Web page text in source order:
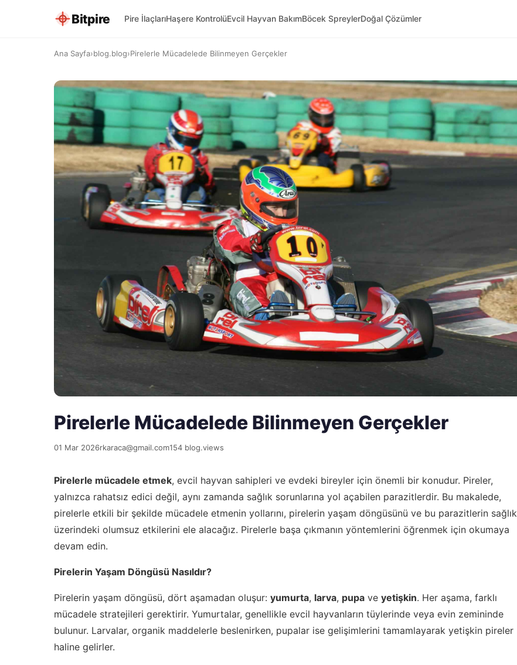
Bitpire Pire İlaçlarıHaşere KontrolüEvcil Hayvan BakımBöcek SpreylerDoğal Çözümler
Ana Sayfa›blog.blog›Pirelerle Mücadelede Bilinmeyen Gerçekler
Pirelerle Mücadelede Bilinmeyen Gerçekler
01 Mar 2026rkaraca@gmail.com154 blog.views
Pirelerle mücadele etmek, evcil hayvan sahipleri ve evdeki bireyler için önemli bir konudur. Pireler,
yalnızca rahatsız edici değil, aynı zamanda sağlık sorunlarına yol açabilen parazitlerdir. Bu makalede,
pirelerle etkili bir şekilde mücadele etmenin yollarını, pirelerin yaşam döngüsünü ve bu parazitlerin sağlık
üzerindeki olumsuz etkilerini ele alacağız. Pirelerle başa çıkmanın yöntemlerini öğrenmek için okumaya
devam edin.
Pirelerin Yaşam Döngüsü Nasıldır?
Pirelerin yaşam döngüsü, dört aşamadan oluşur: yumurta, larva, pupa ve yetişkin. Her aşama, farklı
mücadele stratejileri gerektirir. Yumurtalar, genellikle evcil hayvanların tüylerinde veya evin zemininde
bulunur. Larvalar, organik maddelerle beslenirken, pupalar ise gelişimlerini tamamlayarak yetişkin pireler
haline gelirler.